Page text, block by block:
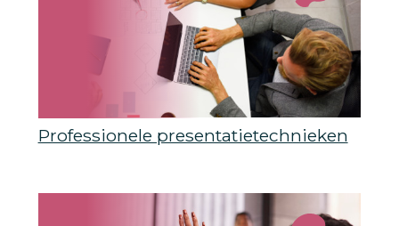
Professionele presentatietechnieken